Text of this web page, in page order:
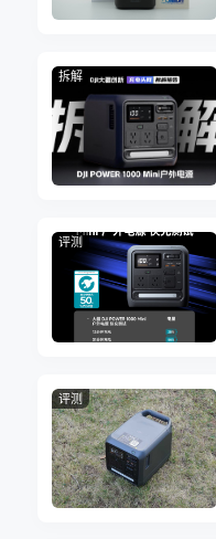
拆解
评测
评测